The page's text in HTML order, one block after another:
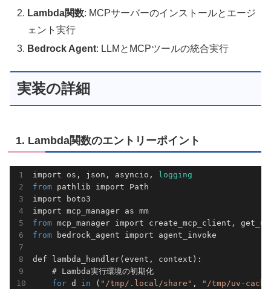
Lambda関数: MCPサーバーのインストールとエージ
ェント実行
Bedrock Agent: LLMとMCPツールの統合実行
実装の詳細
1. Lambda関数のエントリーポイント
import os, json, asyncio,
from pathlib import Path
import boto3
from
from bedrock_agent import agent_invoke
def lambda_handler(event, context):
    # Lambda実行環境の初期化
for d in ( "/tmp/.local/share" ,
"/tmp/uv-